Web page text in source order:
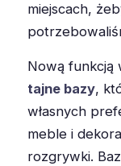
miejscach,
Nową funkcją
tajne bazy,
własnych
meble i
rozgrywki.